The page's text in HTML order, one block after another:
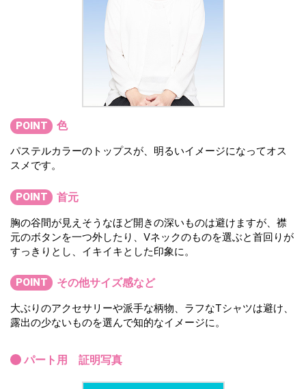
POINT 色
パステルカラーのトップスが、明るいイメージになってオス
スメです。
POINT 首元
胸の谷間が見えそうなほど開きの深いものは避けますが、襟
元のボタンを一つ外したり、Vネックのものを選ぶと首回りが
すっきりとし、イキイキとした印象に。
POINT その他サイズ感など
大ぶりのアクセサリーや派手な柄物、ラフなTシャツは避け、
露出の少ないものを選んで知的なイメージに。
パート用 証明写真